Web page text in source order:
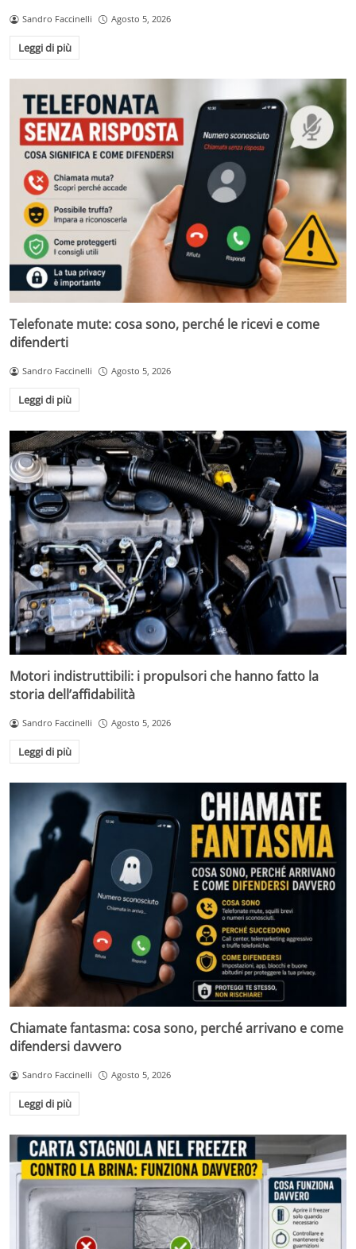
Sandro Faccinelli Agosto 5, 2026
Leggi di più
Telefonate mute: cosa sono, perché le ricevi e come
difenderti
Sandro Faccinelli Agosto 5, 2026
Leggi di più
Motori indistruttibili: i propulsori che hanno fatto la
storia dell’affidabilità
Sandro Faccinelli Agosto 5, 2026
Leggi di più
Chiamate fantasma: cosa sono, perché arrivano e come
difendersi davvero
Sandro Faccinelli Agosto 5, 2026
Leggi di più